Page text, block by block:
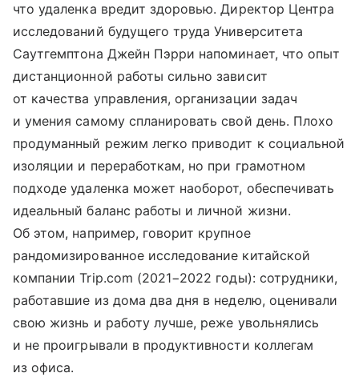
что удаленка вредит здоровью. Директор Центра
исследований будущего труда Университета
Саутгемптона Джейн Пэрри напоминает, что опыт
дистанционной работы сильно зависит
от качества управления, организации задач
и умения самому спланировать свой день. Плохо
продуманный режим легко приводит к социальной
изоляции и переработкам, но при грамотном
подходе удаленка может наоборот, обеспечивать
идеальный баланс работы и личной жизни.
Об этом, например, говорит крупное
рандомизированное исследование китайской
компании Trip.com (2021−2022 годы): сотрудники,
работавшие из дома два дня в неделю, оценивали
свою жизнь и работу лучше, реже увольнялись
и не проигрывали в продуктивности коллегам
из офиса.